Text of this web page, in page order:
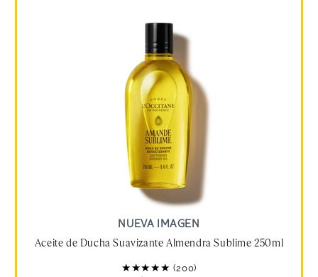
NUEVA IMAGEN
Aceite de Ducha Suavizante Almendra Sublime 250ml
(200)